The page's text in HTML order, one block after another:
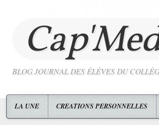
BLOG JOURNAL DES ÉLÈVES DU
LA UNE CREATIONS PERSONNELLES